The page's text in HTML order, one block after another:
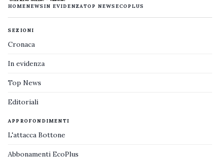
HOMENEWS IN EVIDENZATOP NEWS ECOPLUS
SEZIONI
Cronaca
In evidenza
Top News
Editoriali
APPROFONDIMENTI
L'attacca Bottone
Abbonamenti EcoPlus